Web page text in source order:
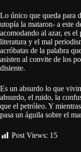
Lo único que queda para
utopía la mataron- a este
acomodando al azar, es
literatura y el mal
acróbatas de la palabra
asisten al convite de los
disiente.
Es un absurdo lo que
absurdo, el ruido, la
que el petróleo. Y
pasa un águila sobre el
Post Views: 15